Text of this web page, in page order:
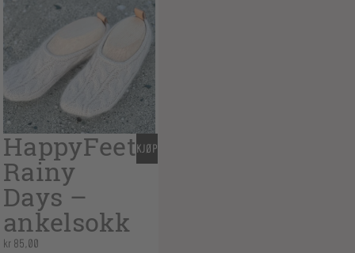
HappyFeet
Rainy
Days –
ankelsokk
kr 85,00
KJØP